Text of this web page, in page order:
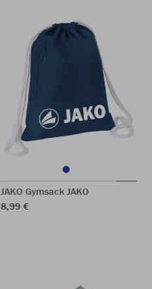
JAKO Gymsack JAKO
8,99 €